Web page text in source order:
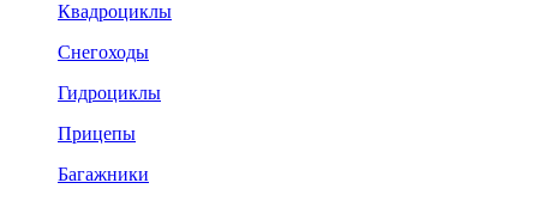
Квадроциклы
Снегоходы
Гидроциклы
Прицепы
Багажники